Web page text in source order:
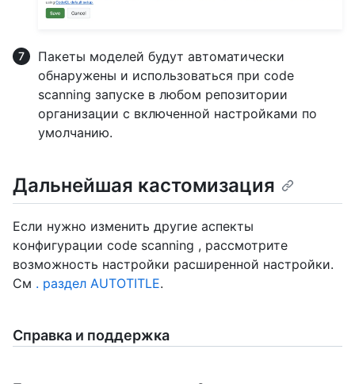
Пакеты моделей будут автоматически
обнаружены и использоваться при code
scanning запуске в любом репозитории
организации с включенной настройками по
умолчанию.
Дальнейшая кастомизация
Если нужно изменить другие аспекты
конфигурации code scanning , рассмотрите
возможность настройки расширенной настройки.
См . раздел AUTOTITLE.
Справка и поддержка